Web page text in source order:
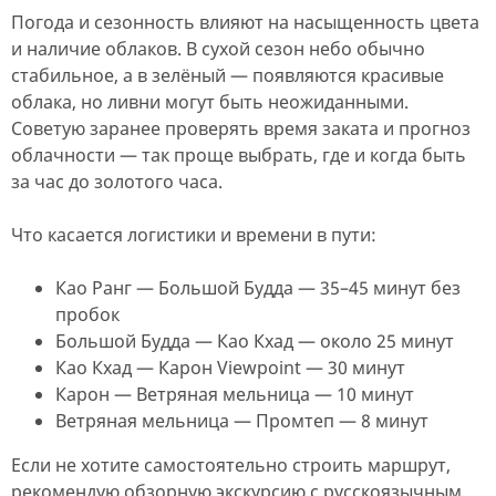
Погода и сезонность влияют на насыщенность цвета
и наличие облаков. В сухой сезон небо обычно
стабильное, а в зелёный — появляются красивые
облака, но ливни могут быть неожиданными.
Советую заранее проверять время заката и прогноз
облачности — так проще выбрать, где и когда быть
за час до золотого часа.
Что касается логистики и времени в пути:
Као Ранг — Большой Будда — 35–45 минут без
пробок
Большой Будда — Као Кхад — около 25 минут
Као Кхад — Карон Viewpoint — 30 минут
Карон — Ветряная мельница — 10 минут
Ветряная мельница — Промтеп — 8 минут
Если не хотите самостоятельно строить маршрут,